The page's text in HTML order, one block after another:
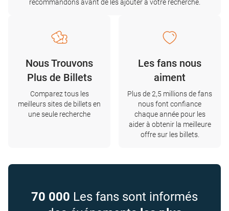
recommandons avant de les ajouter à votre recherche.
Nous Trouvons
Plus de Billets
Comparez tous les
meilleurs sites de billets en
une seule recherche
Les fans nous
aiment
Plus de 2,5 millions de fans
nous font confiance
chaque année pour les
aider à obtenir la meilleure
offre sur les billets.
70 000 Les fans sont informés